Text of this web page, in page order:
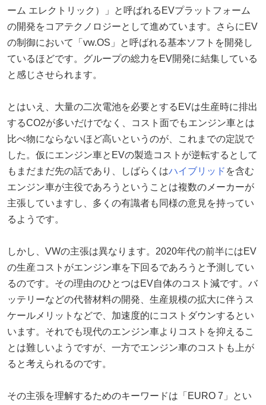
ーム エレクトリック）」と呼ばれるEVプラットフォーム
の開発をコアテクノロジーとして進めています。さらにEV
の制御において「vw.OS」と呼ばれる基本ソフトを開発し
ているほどです。グループの総力をEV開発に結集している
と感じさせられます。
とはいえ、大量の二次電池を必要とするEVは生産時に排出
するCO2が多いだけでなく、コスト面でもエンジン車とは
比べ物にならないほど高いというのが、これまでの定説で
した。仮にエンジン車とEVの製造コストが逆転するとして
もまだまだ先の話であり、しばらくはハイブリッド を含む
エンジン車が主役であろうということは複数のメーカーが
主張していますし、多くの有識者も同様の意見を持ってい
るようです。
しかし、VWの主張は異なります。2020年代の前半にはEV
の生産コストがエンジン車を下回るであろうと予測してい
るのです。その理由のひとつはEV自体のコスト減です。バ
ッテリーなどの代替材料の開発、生産規模の拡大に伴うス
ケールメリットなどで、加速度的にコストダウンするとい
います。それでも現代のエンジン車よりコストを抑えるこ
とは難しいようですが、一方でエンジン車のコストも上が
ると考えられるのです。
その主張を理解するためのキーワードは「EURO 7」とい